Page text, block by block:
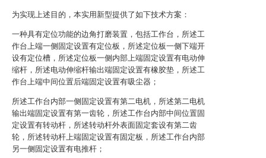
为实现上述目的，本实用新型提供了如下技术方案：
一种具有定位功能的边角打磨装置，包括工作台，所述工
作台上端一侧固定设置有定位板，所述定位板一侧下端开
设有定位槽，所述定位板一侧内部上端固定设置有电动伸
缩杆，所述电动伸缩杆输出端固定设置有橡胶垫，所述工
作台上端中间位置后端固定设置有吸尘器；
所述工作台内部一侧固定设置有第二电机，所述第二电机
输出端固定设置有第一齿轮，所述工作台内部中间位置固
定设置有转动杆，所述转动杆外表面固定套设有第二齿
轮，所述转动杆上端固定设置有固定板，所述工作台内部
另一侧固定设置有电推杆；